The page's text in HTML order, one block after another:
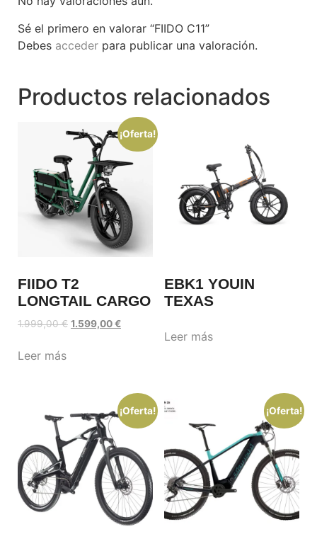
Sé el primero en valorar “FIIDO C11”
Debes acceder para publicar una valoración.
Productos relacionados
¡Oferta!
FIIDO T2
LONGTAIL CARGO
1.999,00€ 1.599,00€
Leer más
EBK1 YOUIN
TEXAS
Leer más
¡Oferta! ¡Oferta!